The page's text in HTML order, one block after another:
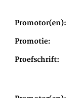
Promotor(en)
Promotie
Proefschrift